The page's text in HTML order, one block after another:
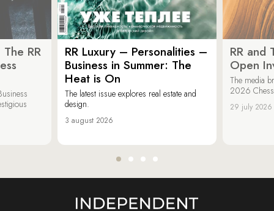
RR
RR Luxury – Personalities –
Business in Summer: The
Heat is On
The latest issue explores real estate and
design.
3 august 2026
RR and
Open
The media
2026
29 july 2026